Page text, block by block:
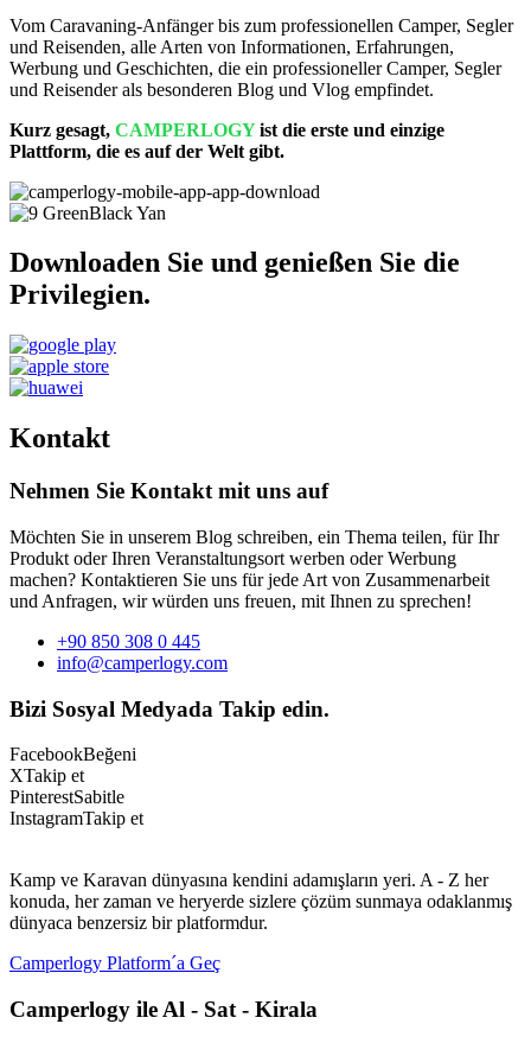
Vom Caravaning-Anfänger bis zum professionellen Camper, Segler
und Reisenden, alle Arten von Informationen, Erfahrungen,
Werbung und Geschichten, die ein professioneller Camper, Segler
und Reisender als besonderen Blog und Vlog empfindet.
Kurz gesagt, CAMPERLOGYist die erste und einzige
Plattform, die es auf der Welt gibt.
Downloaden Sie und genießen Sie die
Privilegien.
Kontakt
Nehmen Sie Kontakt mit uns auf
Möchten Sie in unserem Blog schreiben, ein Thema teilen, für Ihr
Produkt oder Ihren Veranstaltungsort werben oder Werbung
machen? Kontaktieren Sie uns für jede Art von Zusammenarbeit
und Anfragen, wir würden uns freuen, mit Ihnen zu sprechen!
+90 850 308 0 445
info@camperlogy.com
Bizi Sosyal Medyada Takip edin.
FacebookBeğeni
XTakip et
PinterestSabitle
InstagramTakip et
Kamp ve Karavan dünyasına kendini adamışların yeri. A - Z her
konuda, her zaman ve heryerde sizlere çözüm sunmaya odaklanmış
dünyaca benzersiz bir platformdur.
Camperlogy Platform´a Geç
Camperlogy ile Al - Sat - Kirala